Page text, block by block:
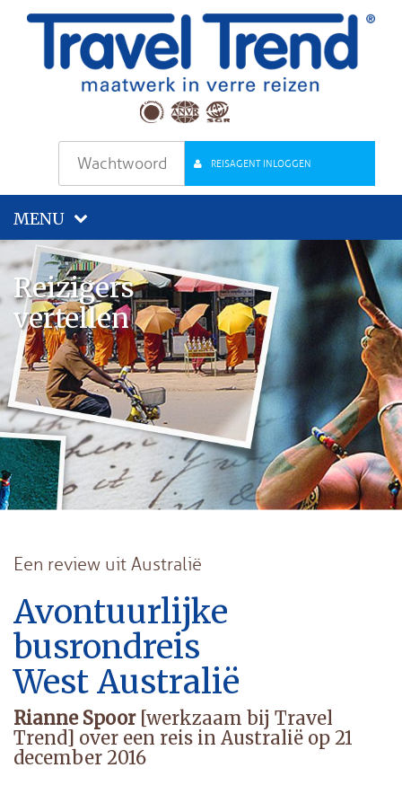
REISAGENT INLOGGEN
MENU
Reizigers
vertellen
Een review uit Australië
Avontuurlijke
busrondreis
West Australië
Rianne Spoor[werkzaam bij Travel
Trend] over een reis in Australië op 21
december 2016